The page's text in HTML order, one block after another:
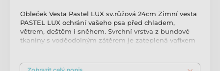
Obleček Vesta Pastel LUX sv.růžová 24cm Zimní vesta
PASTEL LUX ochrání vašeho psa před chladem,
větrem, deštěm i sněhem. Svrchní vrstva z bundové
tkaniny s voděodolným zátěrem je zateplená vafixem
v pohybu, a přitom chránil všechny důležité partie